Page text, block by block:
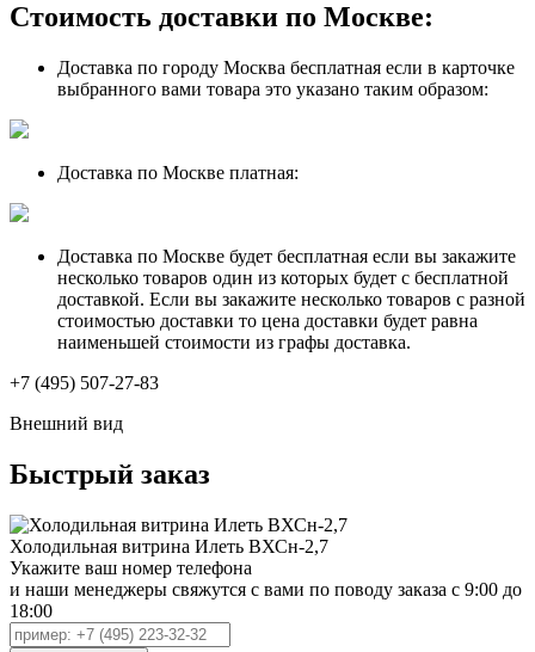
Стоимость доставки по Москве:
Доставка по городу Москва бесплатная если в карточке
выбранного вами товара это указано таким образом:
Доставка по Москве платная:
Доставка по Москве будет бесплатная если вы закажите
несколько товаров один из которых будет с бесплатной
доставкой. Если вы закажите несколько товаров с разной
стоимостью доставки то цена доставки будет равна
наименьшей стоимости из графы доставка.
+7 (495) 507-27-83
Внешний вид
Быстрый заказ
Холодильная витрина Илеть ВХСн-2,7
Укажите ваш номер телефона
и наши менеджеры свяжутся с вами по поводу заказа с 9:00 до
18:00